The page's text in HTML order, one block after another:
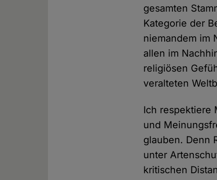
gesamten
Kategorie der
niemandem im
allen im
religiösen
veralteten
Ich respektiere
und
glauben. Denn
unter
kritischen